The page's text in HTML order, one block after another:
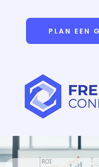
PLAN EEN